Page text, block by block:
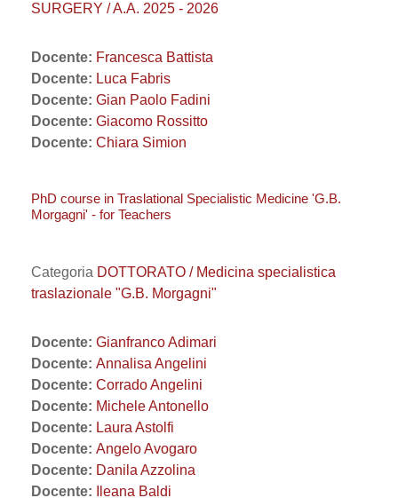
SURGERY / A.A. 2025 - 2026
Docente: Francesca Battista
Docente: Luca Fabris
Docente: Gian Paolo Fadini
Docente: Giacomo Rossitto
Docente: Chiara Simion
PhD course in Traslational Specialistic Medicine 'G.B.
Morgagni' - for Teachers
Categoria DOTTORATO / Medicina specialistica
traslazionale "G.B. Morgagni"
Docente: Gianfranco Adimari
Docente: Annalisa Angelini
Docente: Corrado Angelini
Docente: Michele Antonello
Docente: Laura Astolfi
Docente: Angelo Avogaro
Docente: Danila Azzolina
Docente:
Ileana Baldi